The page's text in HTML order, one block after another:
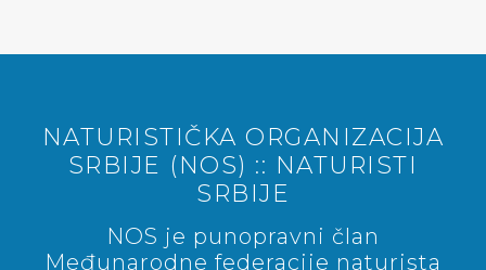
NATURISTIČKA ORGANIZACIJA
SRBIJE (NOS) :: NATURISTI
SRBIJE
NOS je punopravni član
Međunarodne federacije naturista